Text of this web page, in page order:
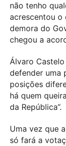
não tenho
acrescentou o
demora do
chegou a
Álvaro
defender uma
posições
há quem
da República”.
Uma vez que
só fará a